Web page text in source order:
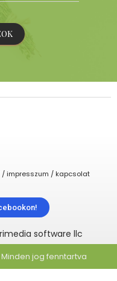
impresszum / kapcsolat
software llc
jog fenntartva